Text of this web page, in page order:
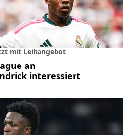
mit Leihangebot
an
interessiert